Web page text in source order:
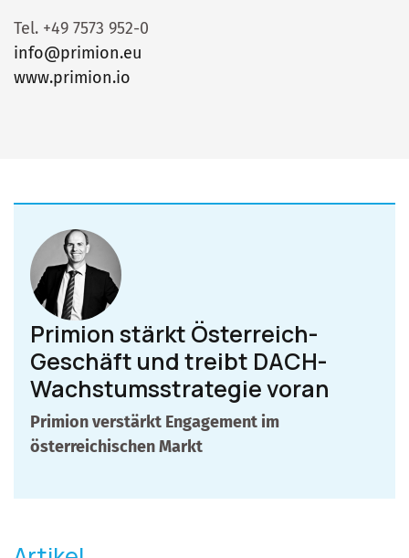
Tel. +49 7573 952-0
info@primion.eu
www.primion.io
Primion stärkt Österreich-
Geschäft und treibt DACH-
Wachstumsstrategie voran
Primion verstärkt Engagement im
österreichischen Markt